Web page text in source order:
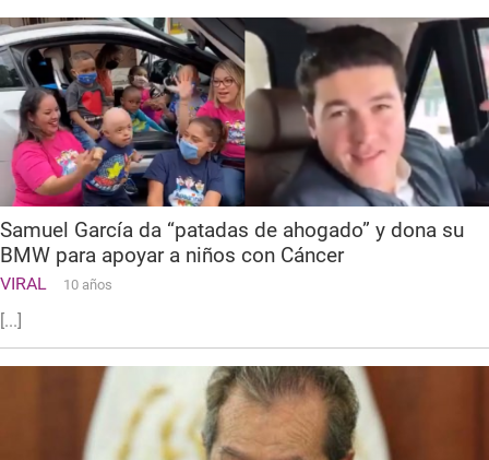
Samuel García da “patadas de ahogado” y dona su
BMW para apoyar a niños con Cáncer
VIRAL 10 años
[...]